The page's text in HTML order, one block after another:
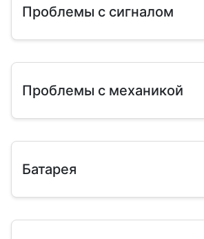
Проблемы с сигналом
Проблемы с механикой
Батарея